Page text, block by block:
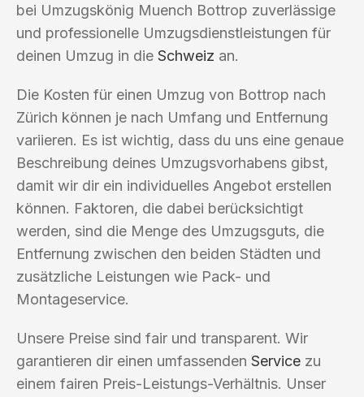
bei Umzugskönig Muench Bottrop zuverlässige
und professionelle Umzugsdienstleistungen für
deinen Umzug in die Schweiz an.
Die Kosten für einen Umzug von Bottrop nach
Zürich können je nach Umfang und Entfernung
variieren. Es ist wichtig, dass du uns eine genaue
Beschreibung deines Umzugsvorhabens gibst,
damit wir dir ein individuelles Angebot erstellen
können. Faktoren, die dabei berücksichtigt
werden, sind die Menge des Umzugsguts, die
Entfernung zwischen den beiden Städten und
zusätzliche Leistungen wie Pack- und
Montageservice.
Unsere Preise sind fair und transparent. Wir
garantieren dir einen umfassenden Service zu
einem fairen Preis-Leistungs-Verhältnis. Unser